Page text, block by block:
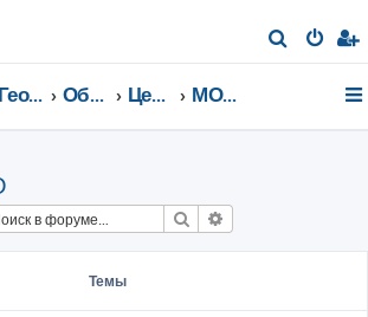
о
География Клуба CX-5 CLUB Общение по регионам Центральный федеральный округ МОСКВА и МО
Поиск
Темы